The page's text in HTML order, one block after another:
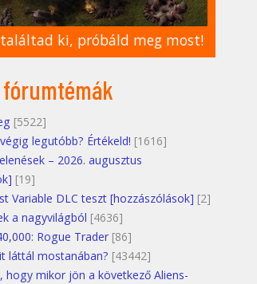
ki, próbáld meg most!
[5522]
legutóbb? Értékeld! [1616]
– 2026. augusztus
[19]
Variable DLC teszt [hozzászólások] [2]
a nagyvilágból [4636]
Rogue Trader [86]
láttál mostanában? [43442]
hogy mikor jön a következő Aliens-